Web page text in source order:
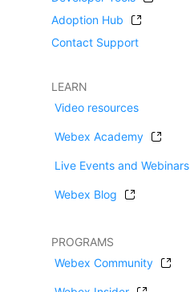
Adoption Hub
Contact Support
LEARN
Video resources
Webex Academy
Live Events and Webinars
Webex Blog
PROGRAMS
Webex Community